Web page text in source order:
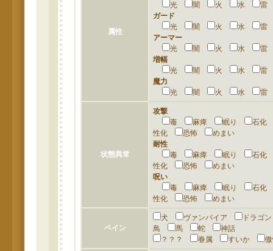
属性
光
闇 火 水
ガード
光
闇 火 水
アーマー
光
闇 火 水
増幅
光
闇 火 水
魔力
光
闇 火 水
状態異常
攻撃
毒
麻痺 眠り
石
性化
恐怖
めまい
耐性
毒
麻痺 眠り
石
性化
恐怖
めまい
呪い
毒
麻痺 眠り
石
性化
恐怖 めまい
ベイン
犬 ヴァンパイア
ドラゴ
鳥
馬 蛇
神話
？？？
眷属 すいか